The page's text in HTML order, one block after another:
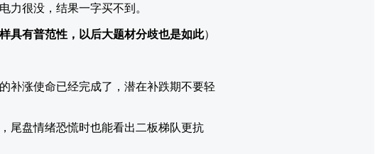
力很没，结果一字买不到。
具有普范性，以后大题材分歧也是如此）
补涨使命已经完成了，潜在补跌期不要轻
尾盘情绪恐慌时也能看出二板梯队更抗